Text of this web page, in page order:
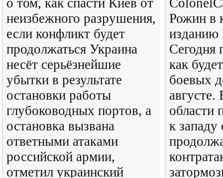
о том, как спасти Киев от
неизбежного разрушения,
если конфликт будет
продолжаться Украина
несёт серьёзнейшие
убытки в результате
остановки работы
глубоководных портов, а
остановка вызвана
ответными атаками
российской армии,
отметил украинский
Рожин в
изданию
Сегодня
как
боевых
области
к